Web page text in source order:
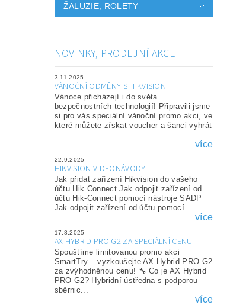
ŽALUZIE, ROLETY
NOVINKY, PRODEJNÍ AKCE
3.11.2025
VÁNOČNÍ ODMĚNY S HIKVISION
Vánoce přicházejí i do světa
bezpečnostních technologií! Připravili jsme
si pro vás speciální vánoční promo akci, ve
které můžete získat voucher a šanci vyhrát
více
22.9.2025
HIKVISION VIDEONÁVODY
Jak přidat zařízení Hikvision do vašeho
účtu Hik Connect Jak odpojit zařízení od
účtu Hik-Connect pomocí nástroje SADP
Jak odpojit zařízení od účtu pomocí...
více
17.8.2025
AX HYBRID PRO G2 ZA SPECIÁLNÍ CENU
Spouštíme limitovanou promo akci
SmartTry – vyzkoušejte AX Hybrid PRO G2
za zvýhodněnou cenu! 🔧 Co je AX Hybrid
PRO G2? Hybridní ústředna s podporou
sběrnic...
více